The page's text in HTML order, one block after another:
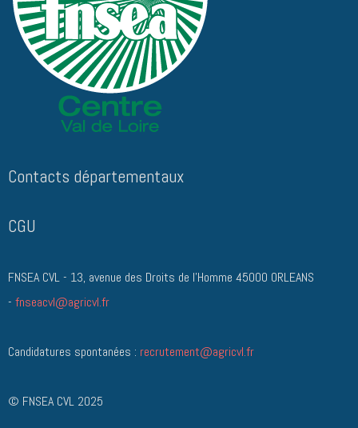
Contacts départementaux
CGU
FNSEA CVL - 13, avenue des Droits de l'Homme 45000 ORLEANS
- fnseacvl@agricvl.fr
Candidatures spontanées : recrutement@agricvl.fr
© FNSEA CVL 2025